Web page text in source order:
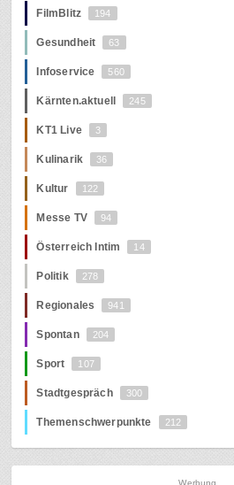
FilmBlitz 194
Gesundheit 63
Infoservice 560
Kärnten.aktuell 245
KT1 Live 3
Kulinarik 36
Kultur 122
Messe TV 94
Österreich Intim 14
Politik 278
Regionales 941
Spontan 204
Sport 107
Stadtgespräch 300
Themenschwerpunkte 212